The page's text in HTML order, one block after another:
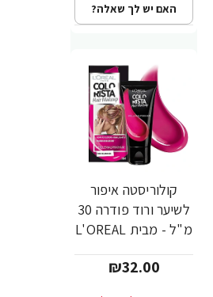
האם יש לך שאלה?
קולוריסטה איפור
לשיער ורוד פודרה 30
מ"ל - מבית L'OREAL
₪32.00